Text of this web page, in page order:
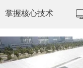
掌握核心技术